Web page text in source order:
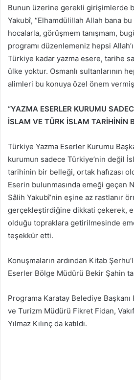
Bunun üzerine gerekli girişimlerde
Yakubî, “Elhamdülillah Allah bana
hocalarla, görüşmem tanışmam,
programı düzenlemeniz hepsi
Türkiye kadar yazma esere, tarihe
ülke yoktur. Osmanlı sultanlarının
alimleri bu konuya özel önem
“YAZMA ESERLER KURUMU
İSLAM VE TÜRK İSLAM TARİHİNİN
Türkiye Yazma Eserler Kurumu
kurumun sadece Türkiye’nin değil
tarihinin bir belleği, ortak hafızası
Eserin bulunmasında emeği geçen
Sâlih Yakubî’nin eşine az rastlanır
gerçekleştirdiğine dikkati çekerek,
olduğu topraklara getirilmesinde
teşekkür etti.
Konuşmaların ardından Kitab
Eserler Bölge Müdürü Bekir Şahin
Programa Karatay Belediye Başkanı
ve Turizm Müdürü Fikret Fidan,
Yılmaz Kılınç da katıldı.